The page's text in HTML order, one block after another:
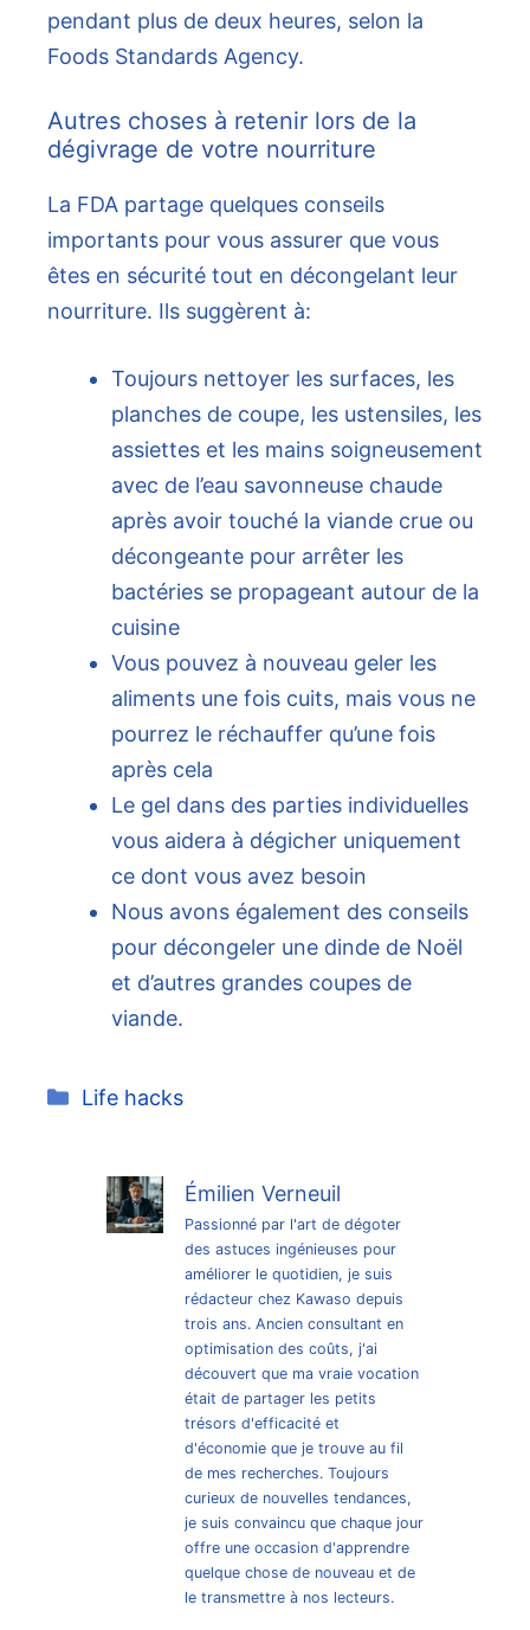
pendant plus de deux heures, selon la
Foods Standards Agency.
Autres choses à retenir lors de la
dégivrage de votre nourriture
La FDA partage quelques conseils
importants pour vous assurer que vous
êtes en sécurité tout en décongelant leur
nourriture. Ils suggèrent à:
Toujours nettoyer les surfaces, les
planches de coupe, les ustensiles, les
assiettes et les mains soigneusement
avec de l’eau savonneuse chaude
après avoir touché la viande crue ou
décongeante pour arrêter les
bactéries se propageant autour de la
cuisine
Vous pouvez à nouveau geler les
aliments une fois cuits, mais vous ne
pourrez le réchauffer qu’une fois
après cela
Le gel dans des parties individuelles
vous aidera à dégicher uniquement
ce dont vous avez besoin
Nous avons également des conseils
pour décongeler une dinde de Noël
et d’autres grandes coupes de
viande.
Catégories
Life hacks
Émilien Verneuil
Passionné par l'art de dégoter
des astuces ingénieuses pour
améliorer le quotidien, je suis
rédacteur chez Kawaso depuis
trois ans. Ancien consultant en
optimisation des coûts, j'ai
découvert que ma vraie vocation
était de partager les petits
trésors d'efficacité et
d'économie que je trouve au fil
de mes recherches. Toujours
curieux de nouvelles tendances,
je suis convaincu que chaque jour
offre une occasion d'apprendre
quelque chose de nouveau et de
le transmettre à nos lecteurs.